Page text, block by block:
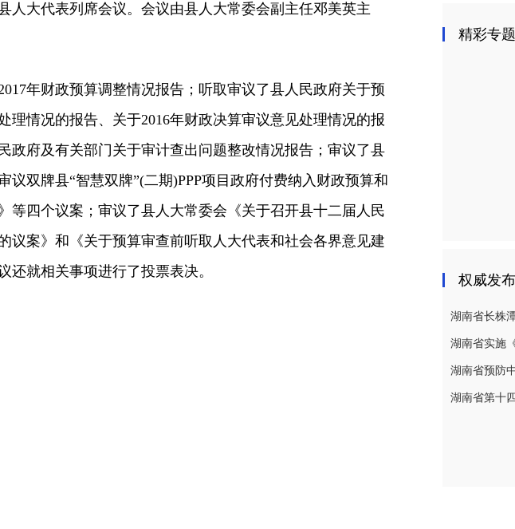
人大代表列席会议。会议由县人大常委会副主任邓美英主
年财政预算调整情况报告；听取审议了县人民政府关于预
理情况的报告、关于2016年财政决算审议意见处理情况的报
政府及有关部门关于审计查出问题整改情况报告；审议了县
议双牌县“智慧双牌”(二期)PPP项目政府付费纳入财政预算和
等四个议案；审议了县人大常委会《关于召开县十二届人民
议案》和《关于预算审查前听取人大代表和社会各界意见建
还就相关事项进行了投票表决。
精彩专题
权威发布
湖南省长株
湖南省预防